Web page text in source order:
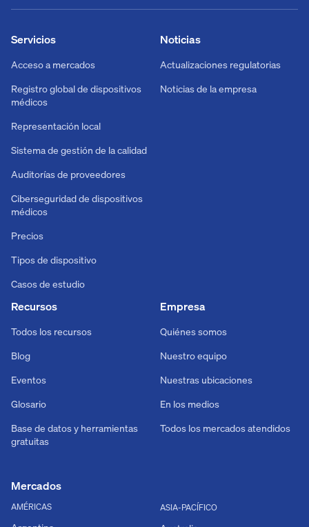
Noticias
Actualizaciones regulatorias
Noticias de la empresa
Servicios
Acceso a mercados
Registro global de dispositivos
médicos
Representación local
Sistema de gestión de la calidad
Auditorías de proveedores
Ciberseguridad de dispositivos
médicos
Precios
Tipos de dispositivo
Casos de estudio
Recursos
Todos los recursos
Blog
Eventos
Glosario
Base de datos y herramientas
gratuitas
Empresa
Quiénes somos
Nuestro equipo
Nuestras ubicaciones
En los medios
Todos los mercados atendidos
Mercados
AMÉRICAS ASIA-PACÍFICO